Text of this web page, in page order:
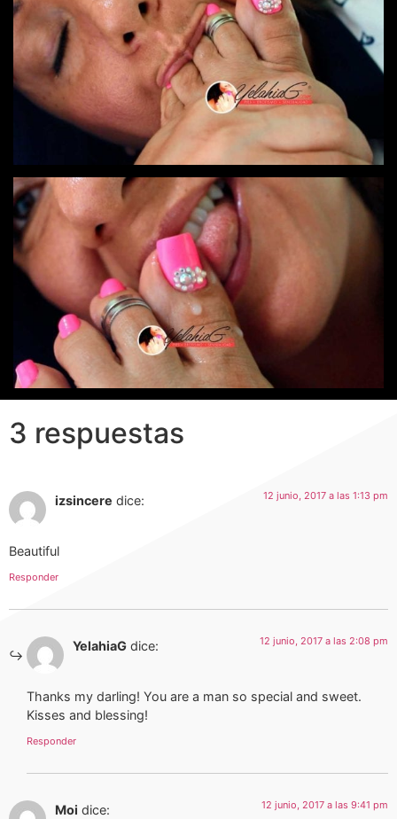
3 respuestas
izsincere dice: 12 junio, 2017 a las 1:13 pm
Beautiful
Responder
YelahiaG dice: 12 junio, 2017 a las 2:08 pm
Thanks my darling! You are a man so special and sweet.
Kisses and blessing!
Responder
Moi dice: 12 junio, 2017 a las 9:41 pm